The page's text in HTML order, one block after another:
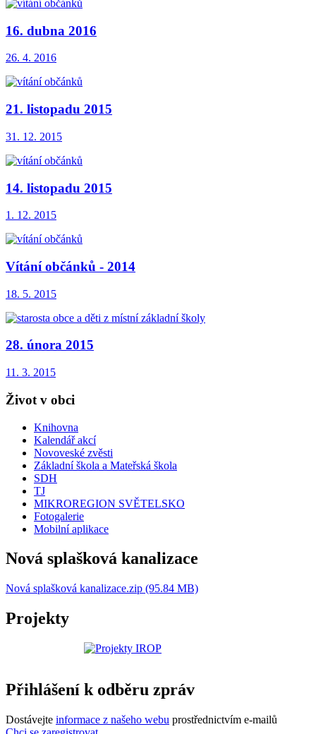
16. dubna 2016
26. 4. 2016
21. listopadu 2015
31. 12. 2015
14. listopadu 2015
1. 12. 2015
Vítání občánků - 2014
18. 5. 2015
28. února 2015
11. 3. 2015
Život v obci
Knihovna
Kalendář akcí
Novoveské zvěsti
Základní škola a Mateřská škola
SDH
TJ
MIKROREGION SVĚTELSKO
Fotogalerie
Mobilní aplikace
Nová splašková kanalizace
Nová splašková kanalizace.zip (95.84 MB)
Projekty
Přihlášení k odběru zpráv
Dostávejte informace z našeho webu prostřednictvím e-mailů